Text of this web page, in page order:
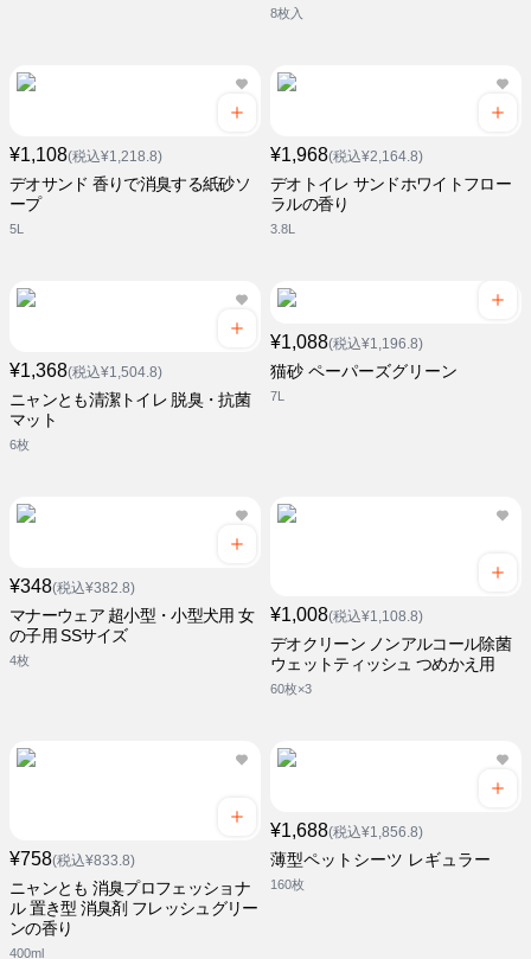
8枚入
¥1,108(税込¥1,218.8)
デオサンド 香りで消臭する紙砂ソ
ープ
5L
¥1,968(税込¥2,164.8)
デオトイレ サンドホワイトフロー
ラルの香り
3.8L
¥1,368(税込¥1,504.8)
ニャンとも清潔トイレ 脱臭・抗菌
マット
6枚
¥1,088(税込¥1,196.8)
猫砂 ペーパーズグリーン
7L
¥348(税込¥382.8)
マナーウェア 超小型・小型犬用 女
の子用 SSサイズ
4枚
¥1,008(税込¥1,108.8)
デオクリーン ノンアルコール除菌
ウェットティッシュ つめかえ用
60枚×3
¥758(税込¥833.8)
ニャンとも 消臭プロフェッショナ
ル 置き型 消臭剤 フレッシュグリー
ンの香り
400ml
¥1,688(税込¥1,856.8)
薄型ペットシーツ レギュラー
160枚